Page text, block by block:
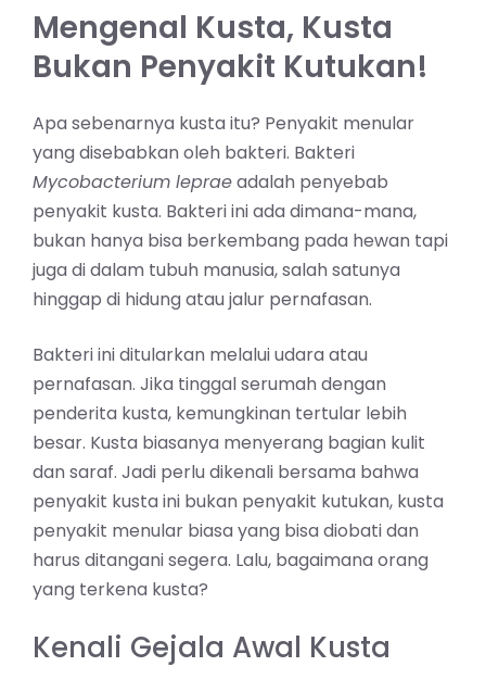
Mengenal Kusta, Kusta
Bukan Penyakit Kutukan!
Apa sebenarnya kusta itu? Penyakit menular
yang disebabkan oleh bakteri. Bakteri
Mycobacterium lepraeadalah penyebab
penyakit kusta. Bakteri ini ada dimana-mana,
bukan hanya bisa berkembang pada hewan tapi
juga di dalam tubuh manusia, salah satunya
hinggap di hidung atau jalur pernafasan.
Bakteri ini ditularkan melalui udara atau
pernafasan. Jika tinggal serumah dengan
penderita kusta, kemungkinan tertular lebih
besar. Kusta biasanya menyerang bagian kulit
dan saraf. Jadi perlu dikenali bersama bahwa
penyakit kusta ini bukan penyakit kutukan, kusta
penyakit menular biasa yang bisa diobati dan
harus ditangani segera. Lalu, bagaimana orang
yang terkena kusta?
Kenali Gejala Awal Kusta